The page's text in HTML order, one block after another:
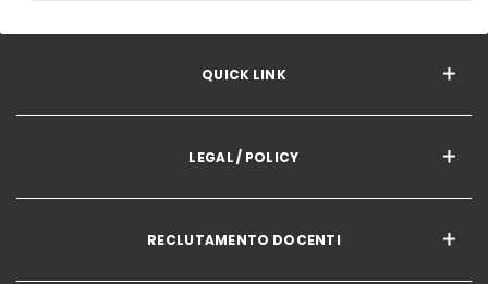
QUICK LINK
LEGAL / POLICY
RECLUTAMENTO DOCENTI